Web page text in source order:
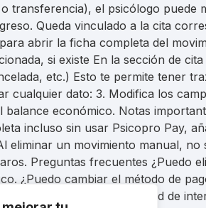
transferencia), el psicólogo puede
Queda vinculado a la cita
abrir la ficha completa del
si existe En la sección de
etc.) Esto te permite tener
cualquier dato: 3. Modifica los
balance económico. Notas
incluso sin usar Psicopro Pay,
eliminar un movimiento manual,
Preguntas frecuentes ¿Puedo
¿Puedo cambiar el método de
solos? Sí, sin necesidad de